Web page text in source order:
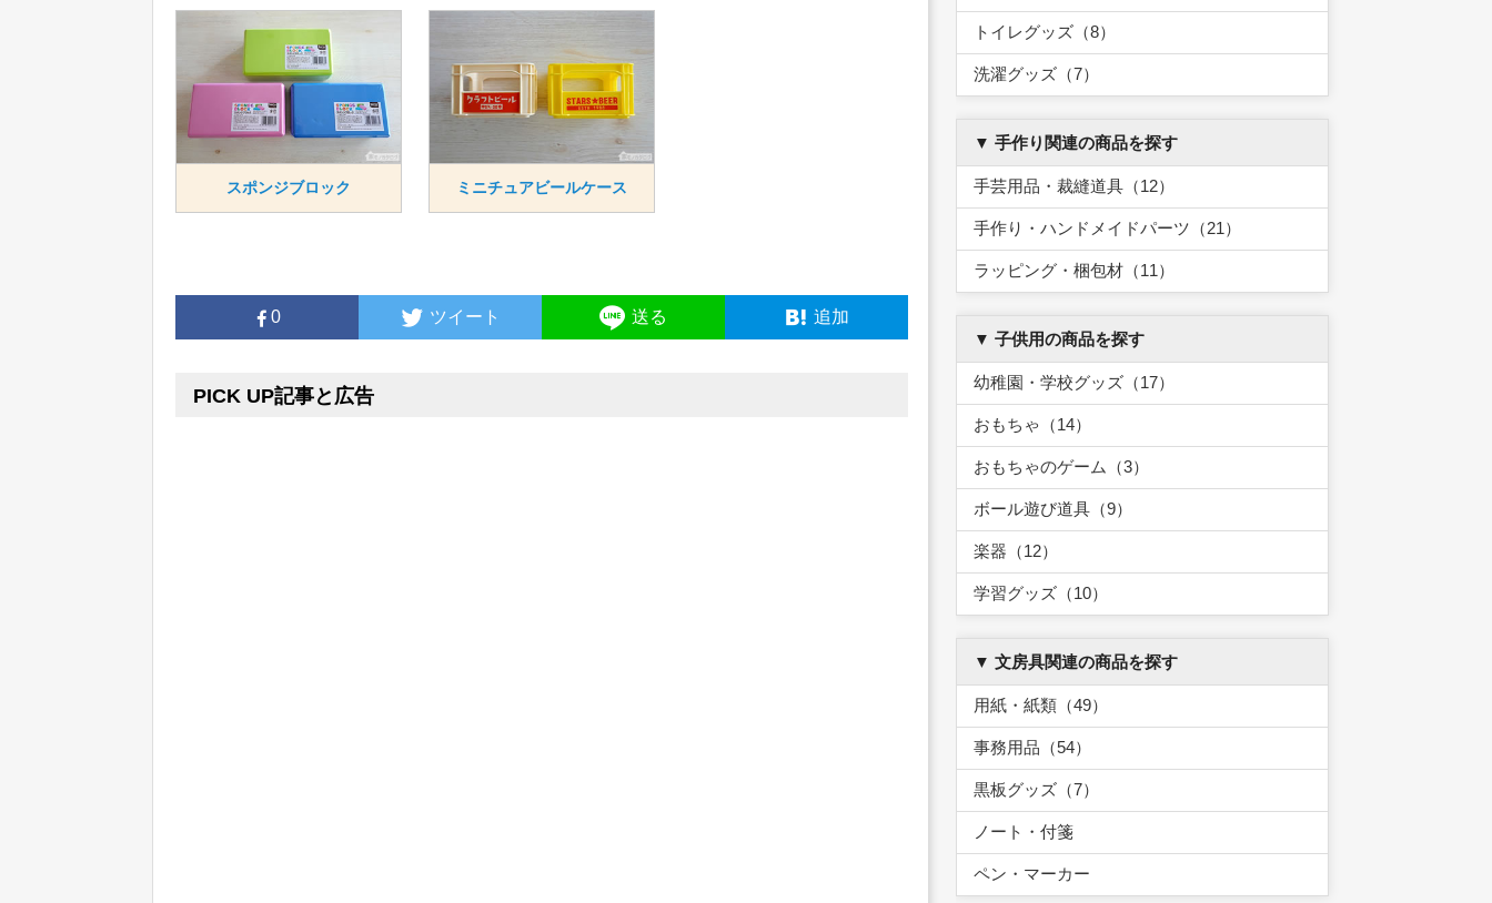
スポンジブロック ミニチュアビールケース
0 ツイート 送る 追加
PICK UP記事と広告
トイレグッズ（8）
洗濯グッズ（7）
▼ 手作り関連の商品を探す
手芸用品・裁縫道具（12）
手作り・ハンドメイドパーツ（21）
ラッピング・梱包材（11）
▼ 子供用の商品を探す
幼稚園・学校グッズ（17）
おもちゃ（14）
おもちゃのゲーム（3）
ボール遊び道具（9）
楽器（12）
学習グッズ（10）
▼ 文房具関連の商品を探す
用紙・紙類（49）
事務用品（54）
黒板グッズ（7）
ノート・付箋
ペン・マーカー